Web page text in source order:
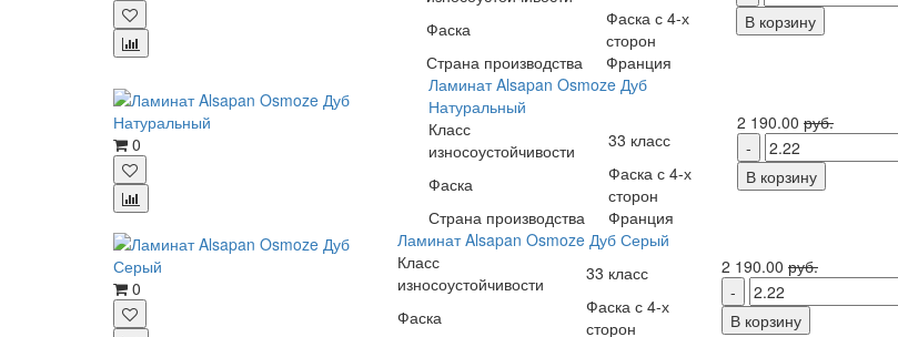
Фаска
Фаска с 4-х
сторон
Страна производства
Франция
В корзину
0
Ламинат Alsapan Osmoze Дуб
Натуральный
Класс
износоустойчивости
33 класс
Фаска
Фаска с 4-х
сторон
Страна производства
Франция
2 190.00 руб.
В корзину
0
Ламинат Alsapan Osmoze Дуб Серый
Класс
износоустойчивости
33 класс
Фаска
Фаска с 4-х
сторон
2 190.00 руб.
В корзину